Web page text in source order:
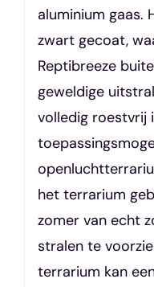
aluminium gaas.
zwart gecoat,
Reptibreeze
geweldige
volledig roestvrij
het terrarium
zomer van echt
stralen te
terrarium kan